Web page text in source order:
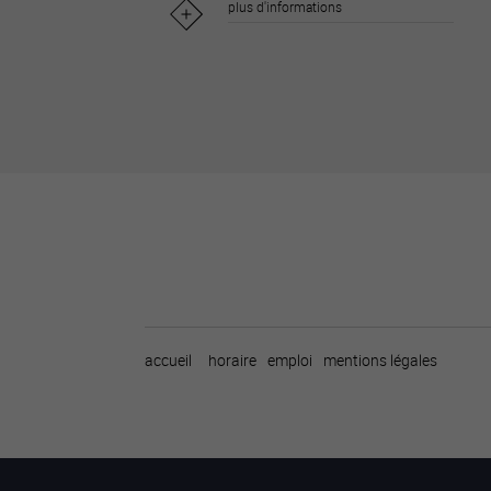
plus d'informations
accueil horaire emploi mentions légales